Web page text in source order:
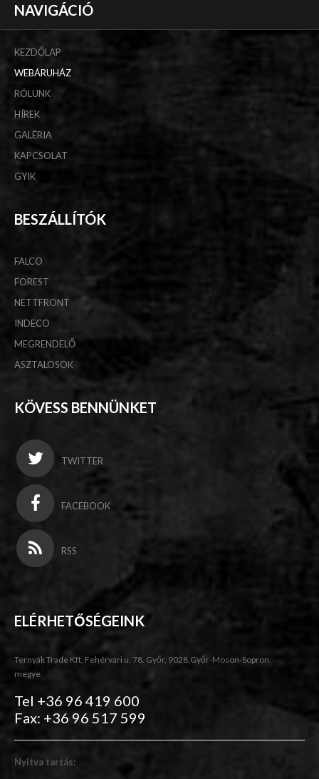
NAVIGÁCIÓ
KEZDŐLAP
WEBÁRUHÁZ
RÓLUNK
HÍREK
GALÉRIA
KAPCSOLAT
GYIK
BESZÁLLÍTÓK
FALCO
FOREST
NETTFRONT
INDECO
MEGRENDELŐ
ASZTALOSOK
KÖVESS BENNÜNKET
TWITTER
FACEBOOK
RSS
ELÉRHETŐSÉGEINK
Ternyák Trade Kft, Fehérvári u. 78. Győr, 9028,Győr-Moson-Sopron
megye
Tel +36 96 419 600
Fax: +36 96 517 599
Nyitva tartás: